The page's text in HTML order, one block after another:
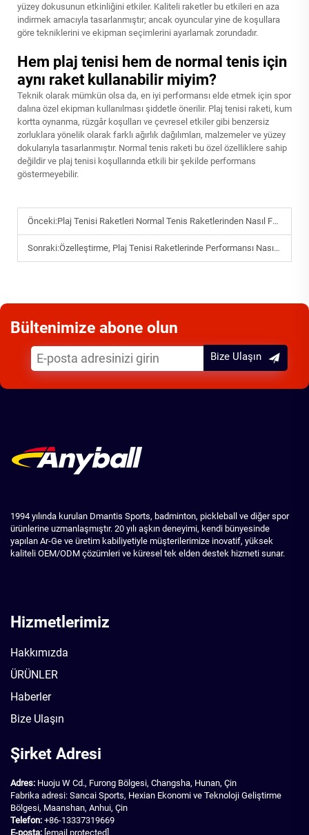
yüzey dokusunun etkinliğini etkiler. Kaliteli raketler bu etkileri en aza
indirmek amacıyla tasarlanmıştır; ancak oyuncular yine de koşullara
göre tekniklerini ve ekipman seçimlerini ayarlamak zorundadır.
Hem plaj tenisi hem de normal tenis için
aynı raket kullanabilir miyim?
Teknik olarak mümkün olsa da, en iyi performansı elde etmek için spor
dalına özel ekipman kullanılması şiddetle önerilir. Plaj tenisi raketi, kum
kortta oynanma, rüzgâr koşulları ve çevresel etkiler gibi benzersiz
zorluklara yönelik olarak farklı ağırlık dağılımları, malzemeler ve yüzey
dokularıyla tasarlanmıştır. Normal tenis raketi bu özel özelliklere sahip
değildir ve plaj tenisi koşullarında etkili bir şekilde performans
göstermeyebilir.
Önceki:Plaj Tenisi Raketleri Normal Tenis Raketlerinden Nasıl Farklıdır?
Sonraki:Özelleştirme, Plaj Tenisi Raketlerinde Performansı Nasıl İyileştirir?
Bültenimize abone olun
Bize Ulaşın
1994 yılında kurulan Dmantis Sports, badminton, pickleball ve diğer spor
ürünlerine uzmanlaşmıştır. 20 yılı aşkın deneyimi, kendi bünyesinde
yapılan Ar-Ge ve üretim kabiliyetiyle müşterilerimize inovatif, yüksek
kaliteli OEM/ODM çözümleri ve küresel tek elden destek hizmeti sunar.
Hizmetlerimiz
Hakkımızda
ÜRÜNLER
Haberler
Bize Ulaşın
Şirket Adresi
Adres: Huoju W Cd., Furong Bölgesi, Changsha, Hunan, Çin
Fabrika adresi: Sancai Sports, Hexian Ekonomi ve Teknoloji Geliştirme
Bölgesi, Maanshan, Anhui, Çin
Telefon: +86-13337319669
E-posta: [email protected]